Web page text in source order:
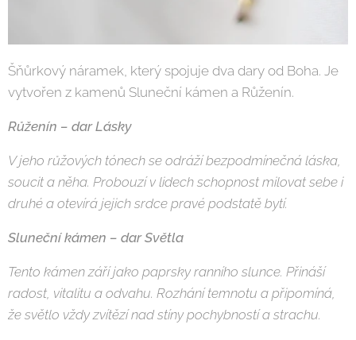
Šňůrkový náramek, který spojuje dva dary od Boha. Je
vytvořen z kamenů Sluneční kámen a Růženín.
Růženín – dar Lásky
V jeho růžových tónech se odráží bezpodmínečná láska,
soucit a něha. Probouzí v lidech schopnost milovat sebe i
druhé a otevírá jejich srdce pravé podstatě bytí.
Sluneční kámen – dar Světla
Tento kámen září jako paprsky ranního slunce. Přináší
radost, vitalitu a odvahu. Rozhání temnotu a připomíná,
že světlo vždy zvítězí nad stíny pochybností a strachu.